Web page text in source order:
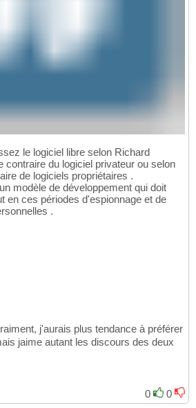
le logiciel libre selon Richard
contraire du logiciel privateur ou selon
de logiciels propriétaires .
modèle de développement qui doit
en ces périodes d'espionnage et de
.
j'aurais plus tendance à préférer
jaime autant les discours des deux
0
0